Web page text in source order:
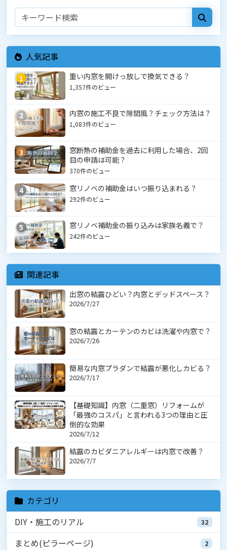
人気記事
1 重い内窓を開けっ放しで換気できる？
1,357件のビュー
2 内窓の施工不良で隙間風？チェック方法は？
1,083件のビュー
3
窓断熱の補助金を過去に利用した場合、2回
目の申請は可能？
370件のビュー
4 窓リノベの補助金はいつ振り込まれる？
292件のビュー
5 窓リノベ補助金の振り込みは家族名義で？
242件のビュー
関連記事
出窓の結露ひどい？内窓とデッドスペース？
2026/7/27
窓の結露とカーテンのカビは洗濯や内窓で？
2026/7/26
簡易な内窓プラダンで結露が悪化しカビる？
2026/7/17
【基礎知識】内窓（二重窓）リフォームが
「最強のコスパ」と言われる3つの理由と圧
倒的な効果
2026/7/12
結露のカビダニアレルギーは内窓で改善？
2026/7/7
カテゴリ
DIY・施工のリアル
32
まとめ(ピラーページ) 2